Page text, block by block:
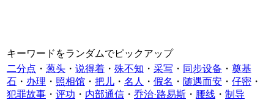
キーワードをランダムでピックアップ
二分点 ・ 葱头 ・ 说得着 ・ 殊不知 ・ 采写 ・ 同步设备 ・ 奠基
石 ・ 办理 ・ 照相馆 ・ 把儿 ・ 名人 ・ 假名 ・ 随遇而安 ・ 仔密 ・
犯罪故事 ・ 评功 ・ 内部通信 ・ 乔治·路易斯 ・ 腰线 ・ 制导